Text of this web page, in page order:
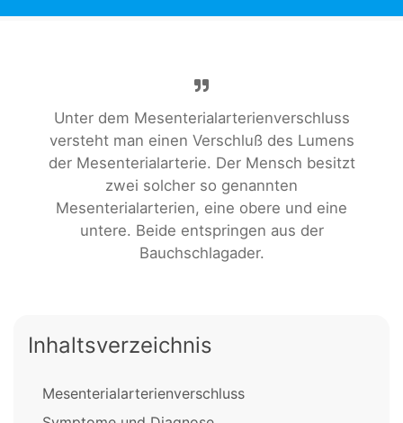
Unter dem Mesenterialarterienverschluss
versteht man einen Verschluß des Lumens
der Mesenterialarterie. Der Mensch besitzt
zwei solcher so genannten
Mesenterialarterien, eine obere und eine
untere. Beide entspringen aus der
Bauchschlagader.
Inhaltsverzeichnis
Mesenterialarterienverschluss